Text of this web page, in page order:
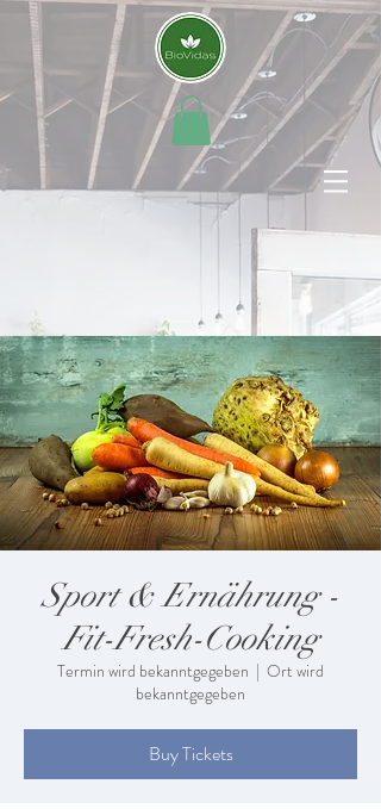
Sport & Ernährung -
Fit-Fresh-Cooking
Termin wird bekanntgegeben
  |
Ort wird
bekanntgegeben
Buy Tickets